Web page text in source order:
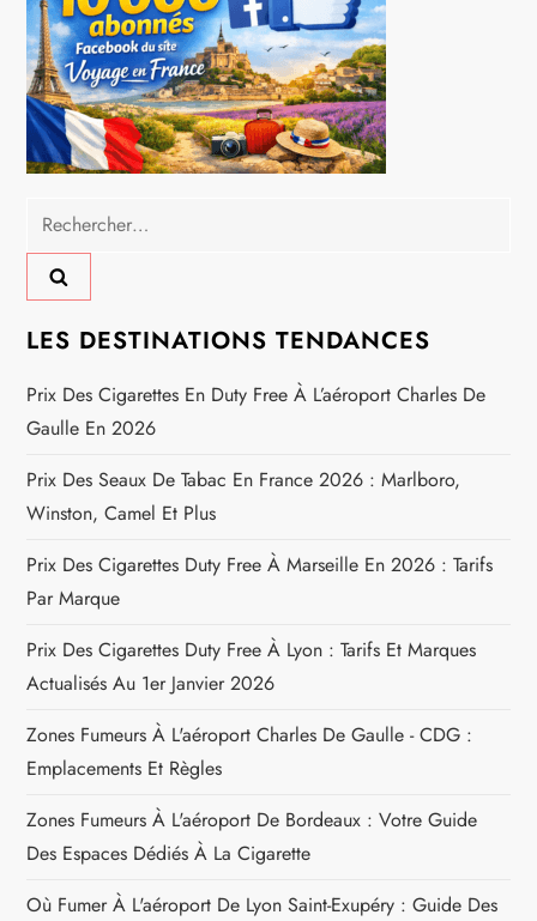
a
t
i
o
n
d
e
l
’
a
r
t
i
c
l
e
Rechercher :
LES DESTINATIONS TENDANCES
Prix Des Cigarettes En Duty Free À L’aéroport Charles De
Gaulle En 2026
Prix Des Seaux De Tabac En France 2026 : Marlboro,
Winston, Camel Et Plus
Prix Des Cigarettes Duty Free À Marseille En 2026 : Tarifs
Par Marque
Prix Des Cigarettes Duty Free À Lyon : Tarifs Et Marques
Actualisés Au 1er Janvier 2026
Zones Fumeurs À L'aéroport Charles De Gaulle - CDG :
Emplacements Et Règles
Zones Fumeurs À L'aéroport De Bordeaux : Votre Guide
Des Espaces Dédiés À La Cigarette
Où Fumer À L'aéroport De Lyon Saint-Exupéry : Guide Des